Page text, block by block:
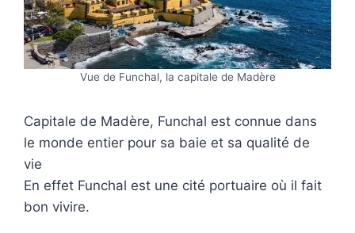
Vue de Funchal, la capitale de Madère
Capitale de Madère, Funchal est connue dans
le monde entier pour sa baie et sa qualité de
vie
En effet Funchal est une cité portuaire où il fait
bon vivire.